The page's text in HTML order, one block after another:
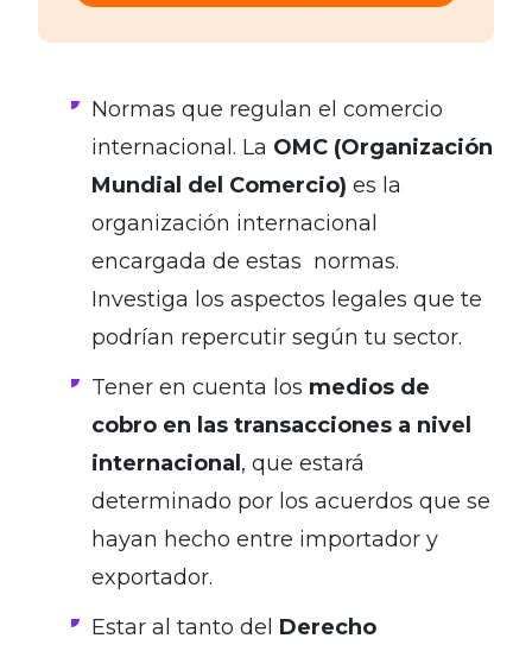
Normas que regulan el comercio
internacional. La OMC (Organización
Mundial del Comercio) es la
organización internacional
encargada de estas normas.
Investiga los aspectos legales que te
podrían repercutir según tu sector.
Tener en cuenta los medios de
cobro en las transacciones a nivel
internacional , que estará
determinado por los acuerdos que se
hayan hecho entre importador y
exportador.
Estar al tanto del Derecho